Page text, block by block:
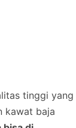
tinggi yang
kawat baja